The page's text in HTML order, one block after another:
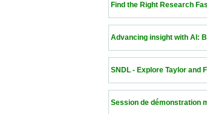
Find the Right
Advancing insight with
SNDL - Explore Taylor
Session de